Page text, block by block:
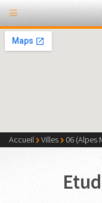
Accueil Villes 06 (Alpes